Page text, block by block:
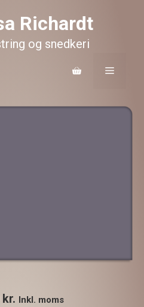
Richardt
og snedkeri
Menu
kr. Prisinterval:
Inkl. moms